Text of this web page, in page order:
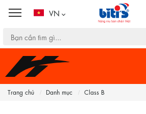
VN
Trang chủ Danh mục Class B